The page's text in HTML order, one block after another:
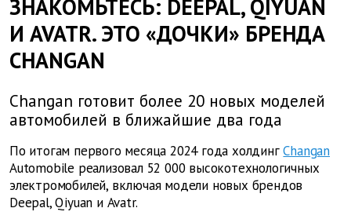
ЗНАКОМЬТЕСЬ: DEEPAL, QIYUAN
И AVATR. ЭТО «ДОЧКИ» БРЕНДА
CHANGAN
Changan готовит более 20 новых моделей
автомобилей в ближайшие два года
По итогам первого месяца 2024 года холдинг Changan
Automobile реализовал 52 000 высокотехнологичных
электромобилей, включая модели новых брендов
Deepal, Qiyuan и Avatr.